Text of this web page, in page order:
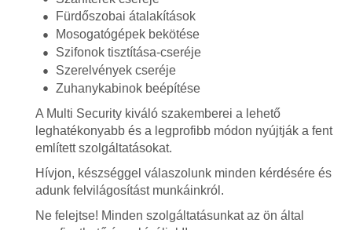
Fürdőszobai átalakítások
Mosogatógépek bekötése
Szifonok tisztítása-cseréje
Szerelvények cseréje
Zuhanykabinok beépítése
A Multi Security kiváló szakemberei a lehető
leghatékonyabb és a legprofibb módon nyújtják a fent
említett szolgáltatásokat.
Hívjon, készséggel válaszolunk minden kérdésére és
adunk felvilágosítást munkáinkról.
Ne felejtse! Minden szolgáltatásunkat az ön által